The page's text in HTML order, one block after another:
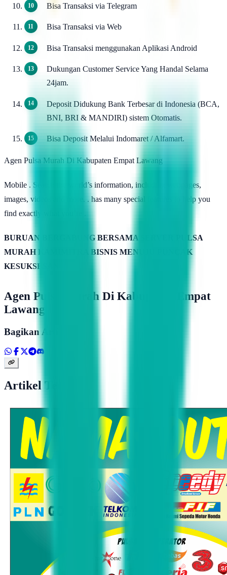
Bisa Transaksi via Telegram
Bisa Transaksi via Web
Bisa Transaksi menggunakan Aplikasi Android
Dukungan Customer Service Yang Handal Selama
24jam.
Deposit Didukung Bank Terbesar di Indonesia (BCA,
BNI, BRI & MANDIRI) sistem Otomatis.
Bisa Deposit Melalui Indomaret / Alfamart.
Agen Pulsa Murah Di Kabupaten Empat Lawang
Mobile . Search the world’s information, including webpages,
images, videos and more. . has many special features to help you
find exactly what you’re .
BURUAN BERGABUNG BERSAMA SERVER PULSA
MURAH KAMIMITRA BISNIS MENUJU PUNCAK
KESUKSESAN
Agen Pulsa Murah Di Kabupaten Empat
Lawang
Bagikan Artikel
Artikel Terkait